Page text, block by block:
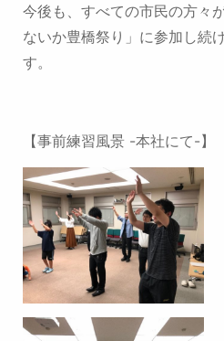
今後も、すべての市民の方々
ないか豊橋祭り」に参加し続
す。
【事前練習風景 -本社にて-】